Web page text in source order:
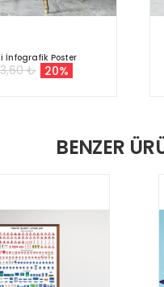
İnfografik Poster
₺ 20%
BENZER